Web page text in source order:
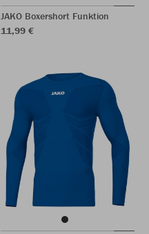
JAKO Boxershort Funktion
11,99 €